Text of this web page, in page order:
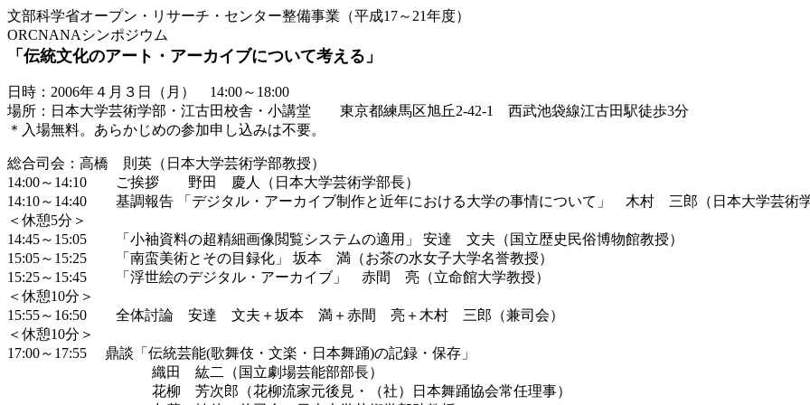
文部科学省オープン・リサーチ・センター整備事業（平成17～21年度）
ORCNANAシンポジウム
「伝統文化のアート・アーカイブについて考える」
日時：2006年４月３日（月） 14:00～18:00
場所：日本大学芸術学部・江古田校舎・小講堂 東京都練馬区旭丘2-42-1 西武池袋線江古田駅徒歩3分
＊入場無料。あらかじめの参加申し込みは不要。
総合司会：高橋 則英（日本大学芸術学部教授）
14:00～14:10 ご挨拶 野田 慶人（日本大学芸術学部長）
14:10～14:40 基調報告 「デジタル・アーカイブ制作と近年における大学の事情について」 木村 三郎（日本大学芸術学
＜休憩5分＞
14:45～15:05 「小袖資料の超精細画像閲覧システムの適用」 安達 文夫（国立歴史民俗博物館教授）
15:05～15:25 「南蛮美術とその目録化」 坂本 満（お茶の水女子大学名誉教授）
15:25～15:45 「浮世絵のデジタル・アーカイブ」 赤間 亮（立命館大学教授）
＜休憩10分＞
15:55～16:50 全体討論 安達 文夫＋坂本 満＋赤間 亮＋木村 三郎（兼司会）
＜休憩10分＞
17:00～17:55 鼎談「伝統芸能(歌舞伎・文楽・日本舞踊)の記録・保存」
織田 紘二（国立劇場芸能部部長）
花柳 芳次郎（花柳流家元後見・（社）日本舞踊協会常任理事）